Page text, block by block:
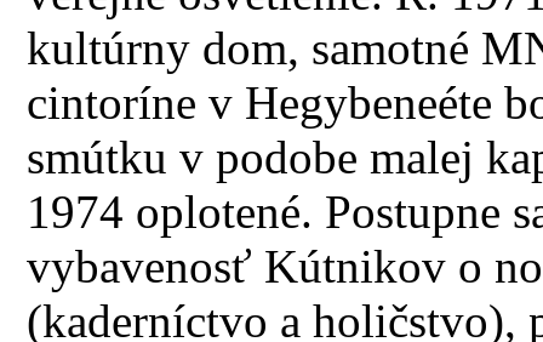
kultúrny dom, samotné
cintoríne v Hegybeneéte
smútku v podobe malej
1974 oplotené. Postupne
vybavenosť Kútnikov o
(kaderníctvo a holičstvo),